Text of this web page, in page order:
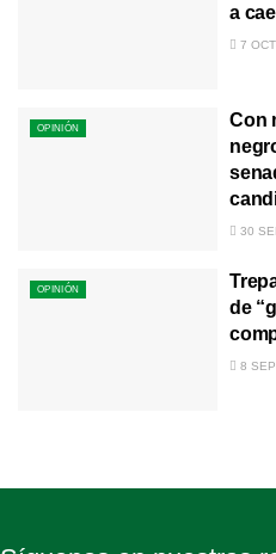
a
7
OPINIÓN
Con
30
OPINIÓN
de
8